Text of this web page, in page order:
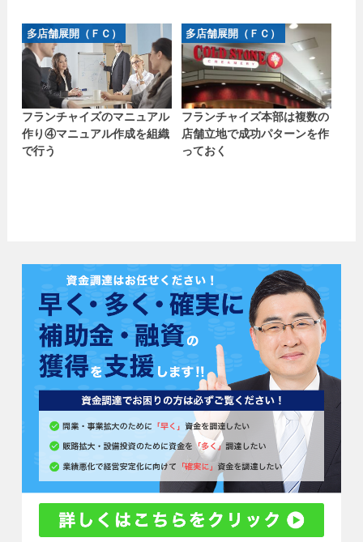
多店舗展開（ＦＣ）
フランチャイズのマニュアル
作り④マニュアル作成を組織
で行う
多店舗展開（ＦＣ）
フランチャイズ本部は複数の
店舗立地で成功パターンを作
っておく